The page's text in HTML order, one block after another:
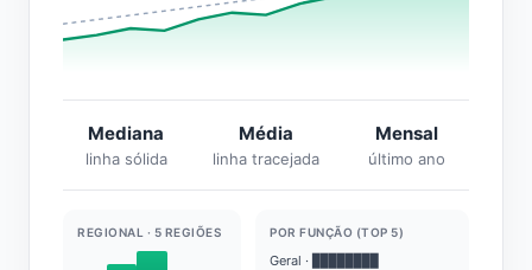
Mediana
linha sólida
Média
linha tracejada
Mensal
último ano
REGIONAL · 5 REGIÕES POR FUNÇÃO (TOP 5)
Geral · ████████